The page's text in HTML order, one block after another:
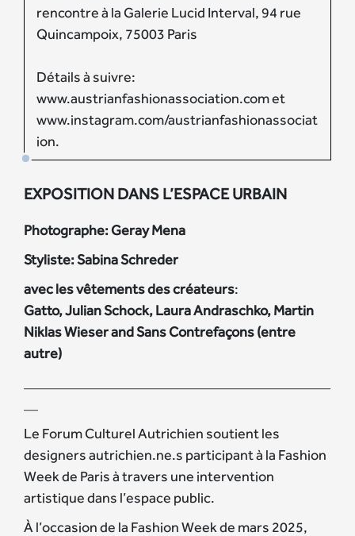
rencontre à la Galerie Lucid Interval, 94 rue
Quincampoix, 75003 Paris
Détails à suivre:
www.austrianfashionassociation.com et
www.instagram.com/austrianfashionassociat
ion.
EXPOSITION DANS L’ESPACE URBAIN
Photographe: Geray Mena
Styliste: Sabina Schreder
avec les vêtements des créateurs:
Gatto, Julian Schock, Laura Andraschko, Martin
Niklas Wieser and Sans Contrefaçons (entre
autre)
Le Forum Culturel Autrichien soutient les
designers autrichien.ne.s participant à la Fashion
Week de Paris à travers une intervention
artistique dans l’espace public.
À l’occasion de la Fashion Week de mars 2025,